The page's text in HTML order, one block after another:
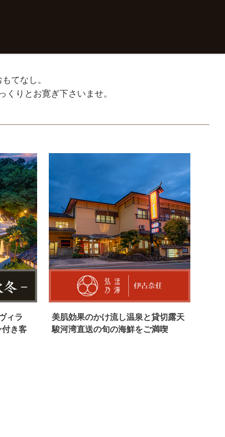
もてなし。
くりとお寛ぎ下さいませ。
ィラ
き客
美肌効果のかけ流し温泉と貸切露天
駿河湾直送の旬の海鮮をご満喫